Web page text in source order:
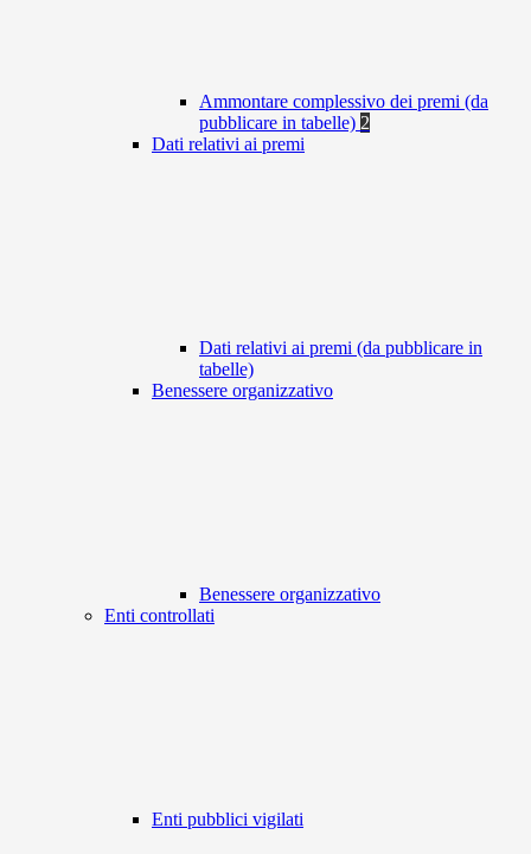
Ammontare complessivo dei premi (da
pubblicare in tabelle) 2
Dati relativi ai premi
Dati relativi ai premi (da pubblicare in
tabelle)
Benessere organizzativo
Benessere organizzativo
Enti controllati
Enti pubblici vigilati